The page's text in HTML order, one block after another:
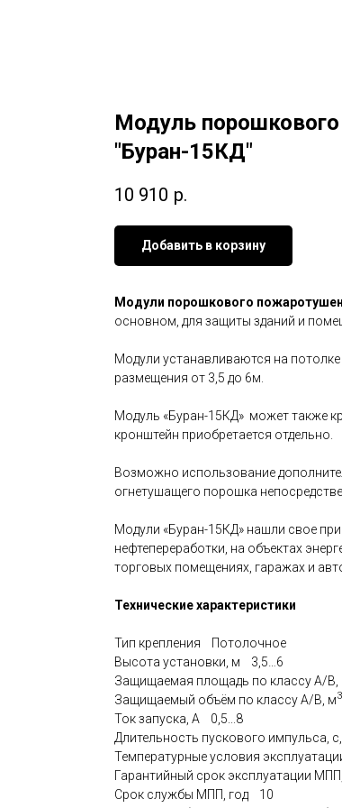
Модуль
"Буран-15КД"
10 910 р.
Добавить в корзину
Модули порошкового
основном, для защиты зданий и
Модули устанавливаются на
размещения от 3,5 до 6м.
Модуль «Буран-15КД» может также
кронштейн приобретается отдельно.
Возможно использование
огнетушащего порошка
Модули «Буран-15КД» нашли свое
нефтепереработки, на объектах
торговых помещениях, гаражах и
Технические характеристики
Тип крепления Потолочное
Высота установки, м 3,5…6
Защищаемая площадь по классу А/В,
Защищаемый объём по классу А/В, м
Ток запуска, А 0,5...8
Длительность пускового импульса,
Температурные условия
Гарантийный срок эксплуатации
Срок службы МПП, год 10